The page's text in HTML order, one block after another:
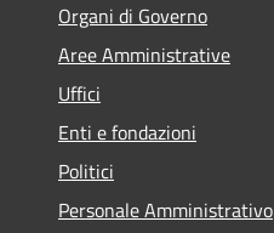
Organi di Governo
Aree Amministrative
Uffici
Enti e fondazioni
Politici
Personale Amministrativo